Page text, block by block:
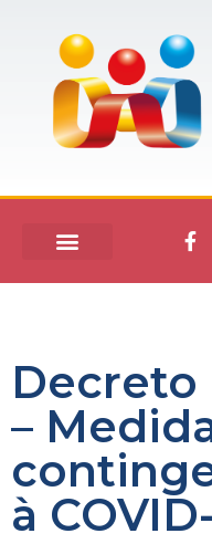
Decreto
–
à